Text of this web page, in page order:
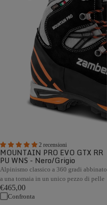
2 recensioni
MOUNTAIN PRO EVO GTX RR
PU WNS - Nero/Grigio
Alpinismo classico a 360 gradi abbinato
a una tomaia in un unico pezzo di pelle
€465,00
Confronta